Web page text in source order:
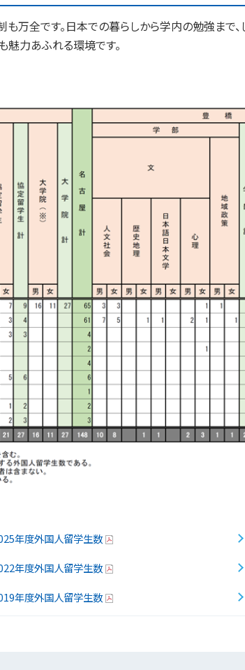
全です。日本での暮らしから学内の勉強まで、
魅力あふれる環境です。
年度外国人留学生数
年度外国人留学生数
年度外国人留学生数